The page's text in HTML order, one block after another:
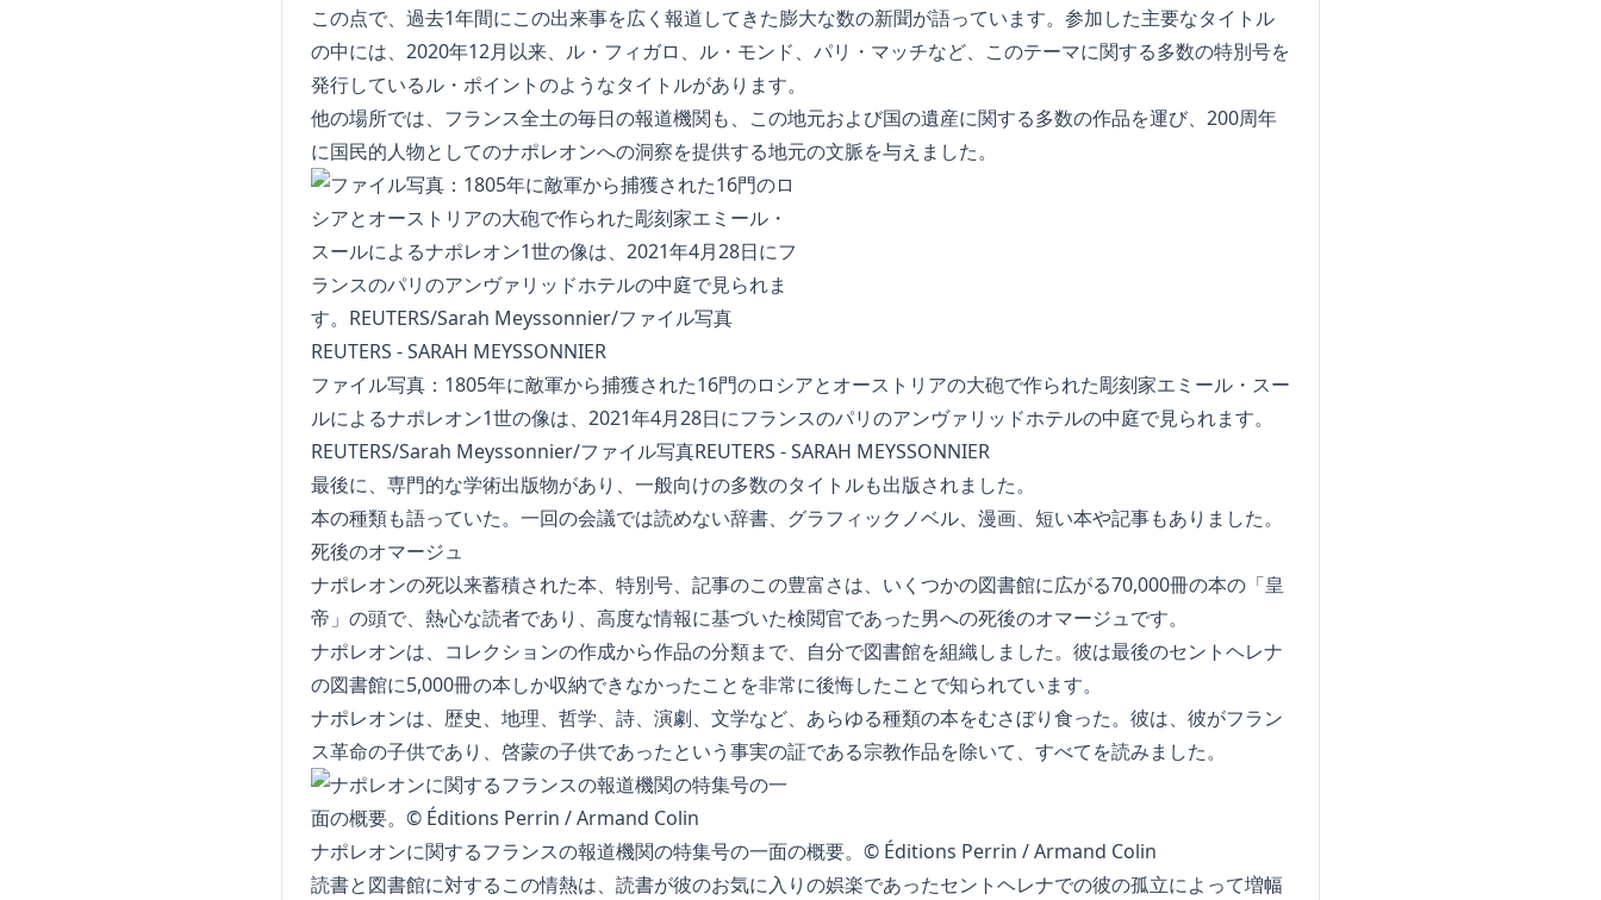
この点で、過去1年間にこの出来事を広く報道してきた膨大な数の新聞が語っています。参加した主要なタイトル
の中には、2020年12月以来、ル・フィガロ、ル・モンド、パリ・マッチなど、このテーマに関する多数の特別号を
発行しているル・ポイントのようなタイトルがあります。
他の場所では、フランス全土の毎日の報道機関も、この地元および国の遺産に関する多数の作品を運び、200周年
に国民的人物としてのナポレオンへの洞察を提供する地元の文脈を与えました。
ファイル写真：1805年に敵軍から捕獲された16門のロシアとオーストリアの大砲で作られた彫刻家エミール・スー
ルによるナポレオン1世の像は、2021年4月28日にフランスのパリのアンヴァリッドホテルの中庭で見られます。
REUTERS/Sarah Meyssonnier/ファイル写真REUTERS - SARAH MEYSSONNIER
最後に、専門的な学術出版物があり、一般向けの多数のタイトルも出版されました。
本の種類も語っていた。一回の会議では読めない辞書、グラフィックノベル、漫画、短い本や記事もありました。
死後のオマージュ
ナポレオンの死以来蓄積された本、特別号、記事のこの豊富さは、いくつかの図書館に広がる70,000冊の本の「皇
帝」の頭で、熱心な読者であり、高度な情報に基づいた検閲官であった男への死後のオマージュです。
ナポレオンは、コレクションの作成から作品の分類まで、自分で図書館を組織しました。彼は最後のセントヘレナ
の図書館に5,000冊の本しか収納できなかったことを非常に後悔したことで知られています。
ナポレオンは、歴史、地理、哲学、詩、演劇、文学など、あらゆる種類の本をむさぼり食った。彼は、彼がフラン
ス革命の子供であり、啓蒙の子供であったという事実の証である宗教作品を除いて、すべてを読みました。
ナポレオンに関するフランスの報道機関の特集号の一面の概要。© Éditions Perrin / Armand Colin
読書と図書館に対するこの情熱は、読書が彼のお気に入りの娯楽であったセントヘレナでの彼の孤立によって増幅